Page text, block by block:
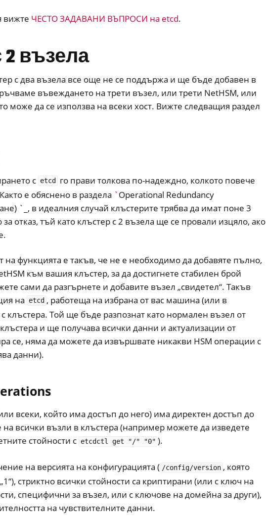
вижте ЧЕСТО ЗАДАВАНИ ВЪПРОСИ на etcd.
възела
с два възела все още не се поддържа и ще бъде добавен в
въвеждането на трети възел, или трети NetHSM, или
може да се използва на всеки хост. Вижте следващия раздел
с etcd
го прави толкова по-надеждно, колкото повече
е обяснено в раздела `Operational Redundancy
` _, в идеалния случай клъстерите трябва да имат поне 3
отказ, тъй като клъстер с 2 възела ще се провали изцяло, ако
на функцията е такъв, че не е необходимо да добавяте пълно,
към вашия клъстер, за да достигнете стабилен брой
сами да разгърнете и добавите възел „свидетел“. Такъв
на
etcd , работеща на избрана от вас машина (или в
клъстера. Той ще бъде разпознат като нормален възел от
и ще получава всички данни и актуализации от
се, няма да можете да извършвате никакви HSM операции с
данни).
всеки, който има достъп до него) има директен достъп до
на всички възли в клъстера (например можете да изведете
стойности с etcdctl get "/" "0" ).
на версията на конфигурацията ( /config/version , която
стриктно всички стойности са криптирани (или с ключ на
специфични за възел, или с ключове на домейна за други),
на чувствителните данни.